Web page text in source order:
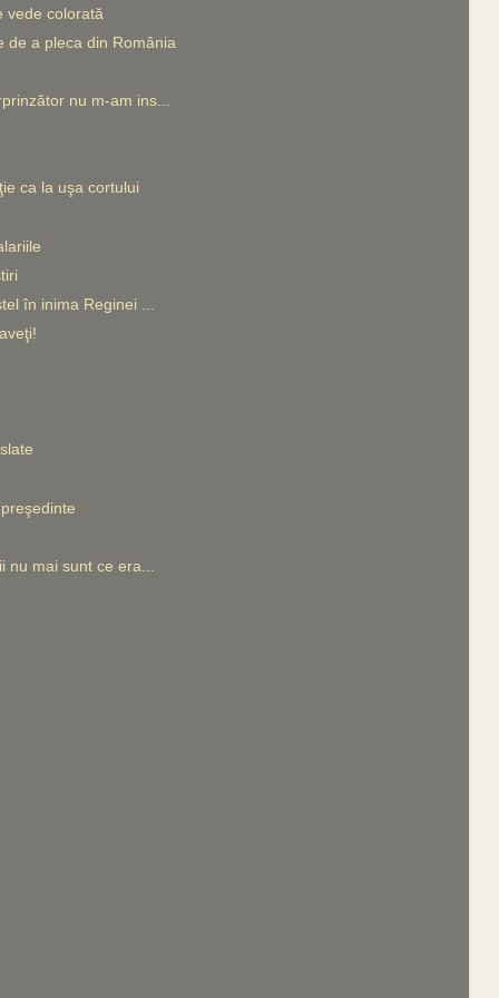
vede colorată
de a pleca din România
nu m-am ins...
ca la uşa cortului
în inima Reginei ...
mai sunt ce era...